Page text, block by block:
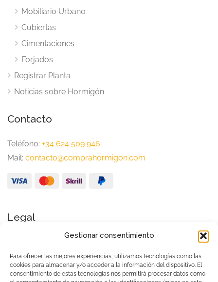
Gestionar consentimiento
Para ofrecer las mejores experiencias, utilizamos tecnologías como las
cookies para almacenar y/o acceder a la información del dispositivo. El
consentimiento de estas tecnologías nos permitirá procesar datos como
Mobiliario Urbano
Cubiertas
Cimentaciones
Forjados
Registrar Planta
Noticias sobre Hormigón
Contacto
Teléfono: +34 624 509 946
Mail: contacto@comprahormigon.com
Legal
Política de Privacidad
Condiciones generales de uso